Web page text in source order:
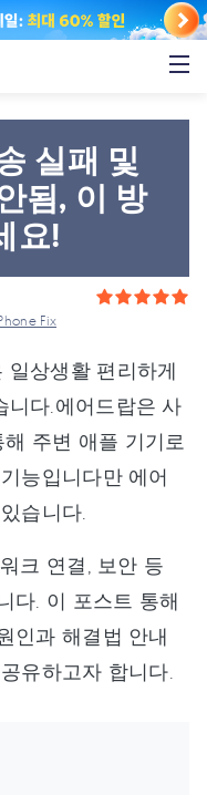
실패 및
됨, 이 방
요!
Fix
일상생활 편리하게
니다.에어드랍은 사
주변 애플 기기로
능입니다만 에어
습니다.
크 연결, 보안 등
다. 이 포스트 통해
인과 해결법 안내
유하고자 합니다.